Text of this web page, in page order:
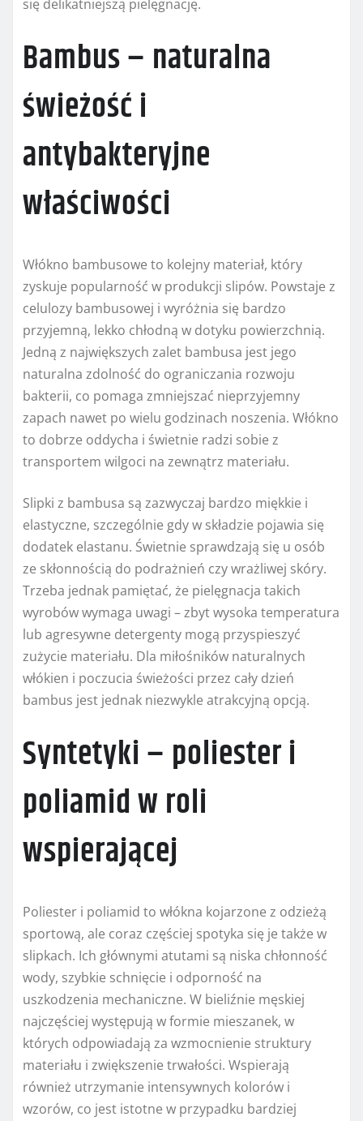
się delikatniejszą pielęgnację.
Bambus – naturalna
świeżość i
antybakteryjne
właściwości
Włókno bambusowe to kolejny materiał, który
zyskuje popularność w produkcji slipów. Powstaje z
celulozy bambusowej i wyróżnia się bardzo
przyjemną, lekko chłodną w dotyku powierzchnią.
Jedną z największych zalet bambusa jest jego
naturalna zdolność do ograniczania rozwoju
bakterii, co pomaga zmniejszać nieprzyjemny
zapach nawet po wielu godzinach noszenia. Włókno
to dobrze oddycha i świetnie radzi sobie z
transportem wilgoci na zewnątrz materiału.
Slipki z bambusa są zazwyczaj bardzo miękkie i
elastyczne, szczególnie gdy w składzie pojawia się
dodatek elastanu. Świetnie sprawdzają się u osób
ze skłonnością do podrażnień czy wrażliwej skóry.
Trzeba jednak pamiętać, że pielęgnacja takich
wyrobów wymaga uwagi – zbyt wysoka temperatura
lub agresywne detergenty mogą przyspieszyć
zużycie materiału. Dla miłośników naturalnych
włókien i poczucia świeżości przez cały dzień
bambus jest jednak niezwykle atrakcyjną opcją.
Syntetyki – poliester i
poliamid w roli
wspierającej
Poliester i poliamid to włókna kojarzone z odzieżą
sportową, ale coraz częściej spotyka się je także w
slipkach. Ich głównymi atutami są niska chłonność
wody, szybkie schnięcie i odporność na
uszkodzenia mechaniczne. W bieliźnie męskiej
najczęściej występują w formie mieszanek, w
których odpowiadają za wzmocnienie struktury
materiału i zwiększenie trwałości. Wspierają
również utrzymanie intensywnych kolorów i
wzorów, co jest istotne w przypadku bardziej